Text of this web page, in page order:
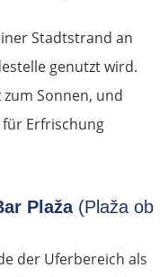
Stadtstrand an
genutzt wird.
Sonnen, und
Erfrischung
Plaža(Plaža ob
der Uferbereich als